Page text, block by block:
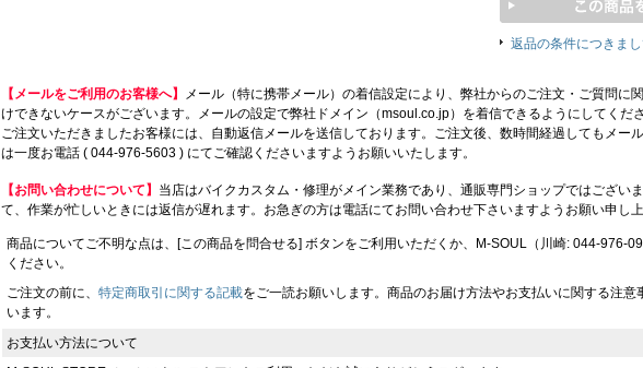
返品の条件につきま
【メールをご利用のお客様へ】
メール（特に携帯メール）の着信設定により、弊社からのご注文・ご質問に
けできないケースがございます。メールの設定で弊社ドメイン（msoul.co.jp）を着信できるようにしてくださ
ご注文いただきましたお客様には、自動返信メールを送信しております。ご注文後、数時間経過してもメー
は一度お電話 ( 044-976-5603 ) にてご確認くださいますようお願いいたします。
【お問い合わせについて】 当店はバイクカスタム・修理がメイン業務であり、通販専門ショップではござい
て、作業が忙しいときには返信が遅れます。お急ぎの方は電話にてお問い合わせ下さいますようお願い申し上
商品についてご不明な点は、[この商品を問合せる] ボタンをご利用いただくか、M-SOUL（川崎: 044-976-
ください。
ご注文の前に、 特定商取引に関する記載をご一読お願いします。商品のお届け方法やお支払いに関する注意
います。
お支払い方法について